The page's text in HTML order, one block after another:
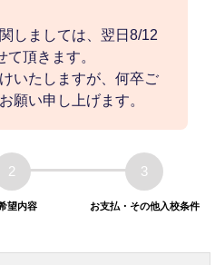
しましては、翌日8/12
頂きます。
いたしますが、何卒ご
願い申し上げます。
2
望内容
3
お支払・その他入校条件